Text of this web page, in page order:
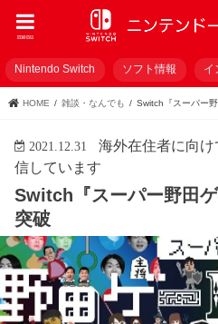
menu
Nintendo Switch ソフト情報 イ
HOME 雑談・なんでも Switch『スーパー
2021.12.31
海外在住者に向け
信しています
Switch『スーパー野田
突破